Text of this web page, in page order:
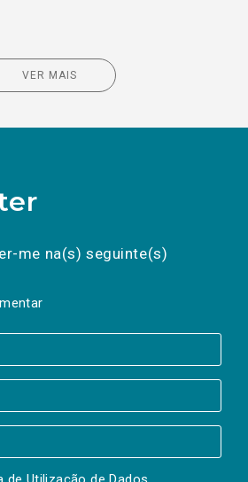
VER MAIS
me na(s) seguinte(s)